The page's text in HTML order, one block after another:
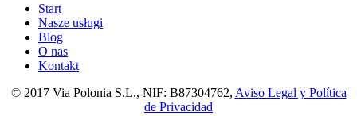
Start
Nasze usługi
Blog
O nas
Kontakt
© 2017 Via Polonia S.L., NIF: B87304762, Aviso Legal y Política
de Privacidad